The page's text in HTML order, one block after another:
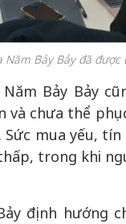
Năm Bảy Bảy đã
Năm Bảy Bảy
chưa thể
mua yếu,
trong khi
định hướng